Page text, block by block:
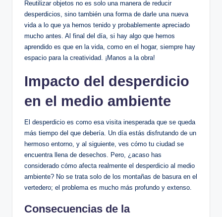
Reutilizar objetos no es solo una manera de reducir
desperdicios, sino también una forma de darle una nueva
vida a lo que ya hemos tenido y probablemente apreciado
mucho antes. Al final del día, si hay algo que hemos
aprendido es que en la vida, como en el hogar, siempre hay
espacio para la creatividad. ¡Manos a la obra!
Impacto del desperdicio
en el medio ambiente
El desperdicio es como esa visita inesperada que se queda
más tiempo del que debería. Un día estás disfrutando de un
hermoso entorno, y al siguiente, ves cómo tu ciudad se
encuentra llena de desechos. Pero, ¿acaso has
considerado cómo afecta realmente el desperdicio al medio
ambiente? No se trata solo de los montañas de basura en el
vertedero; el problema es mucho más profundo y extenso.
Consecuencias de la